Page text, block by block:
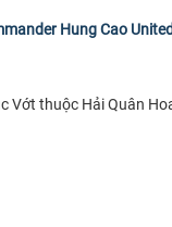
Hung Cao
Vớt thuộc Hải Quân